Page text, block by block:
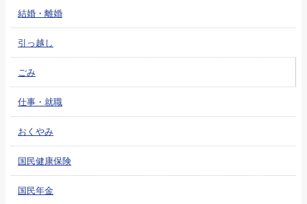
結婚・離婚
引っ越し
ごみ
仕事・就職
おくやみ
国民健康保険
国民年金